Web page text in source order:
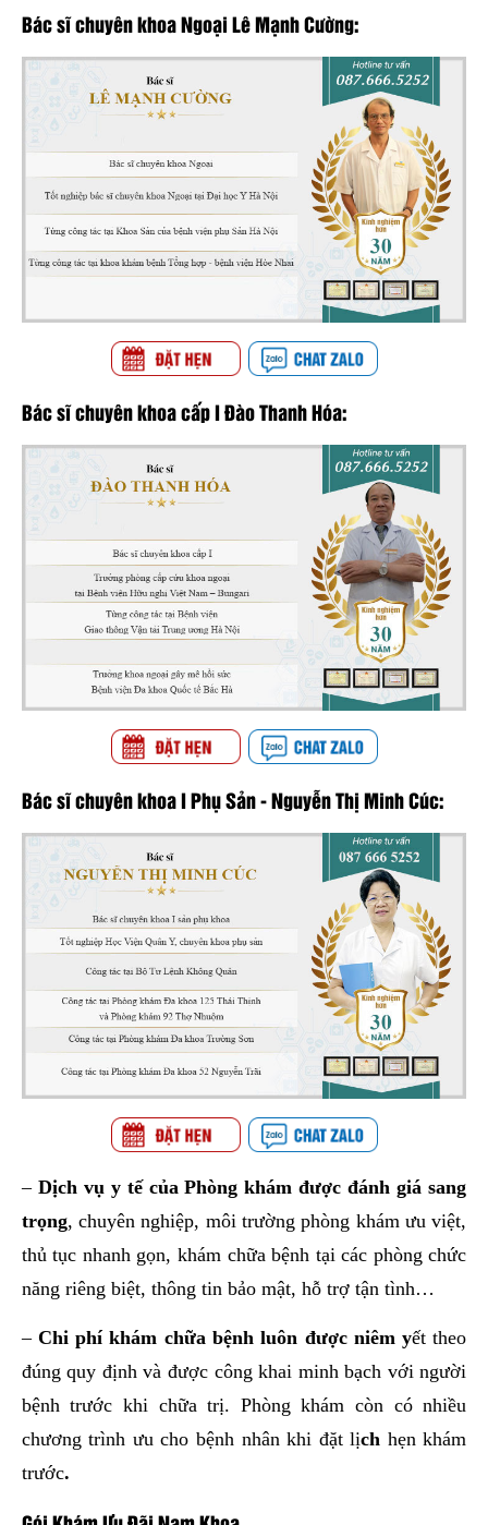
Bác sĩ chuyên khoa Ngoại Lê Mạnh Cường:
Bác sĩ chuyên khoa cấp I Đào Thanh Hóa:
Bác sĩ chuyên khoa I Phụ Sản - Nguyễn Thị Minh Cúc:
– Dịch vụ y tế của Phòng khám được đánh giá sang
trọng, chuyên nghiệp, môi trường phòng khám ưu việt,
thủ tục nhanh gọn, khám chữa bệnh tại các phòng chức
năng riêng biệt, thông tin bảo mật, hỗ trợ tận tình…
– Chi phí khám chữa bệnh luôn được niêm yết theo
đúng quy định và được công khai minh bạch với người
bệnh trước khi chữa trị. Phòng khám còn có nhiều
chương trình ưu cho bệnh nhân khi đặt lịch hẹn khám
trước.